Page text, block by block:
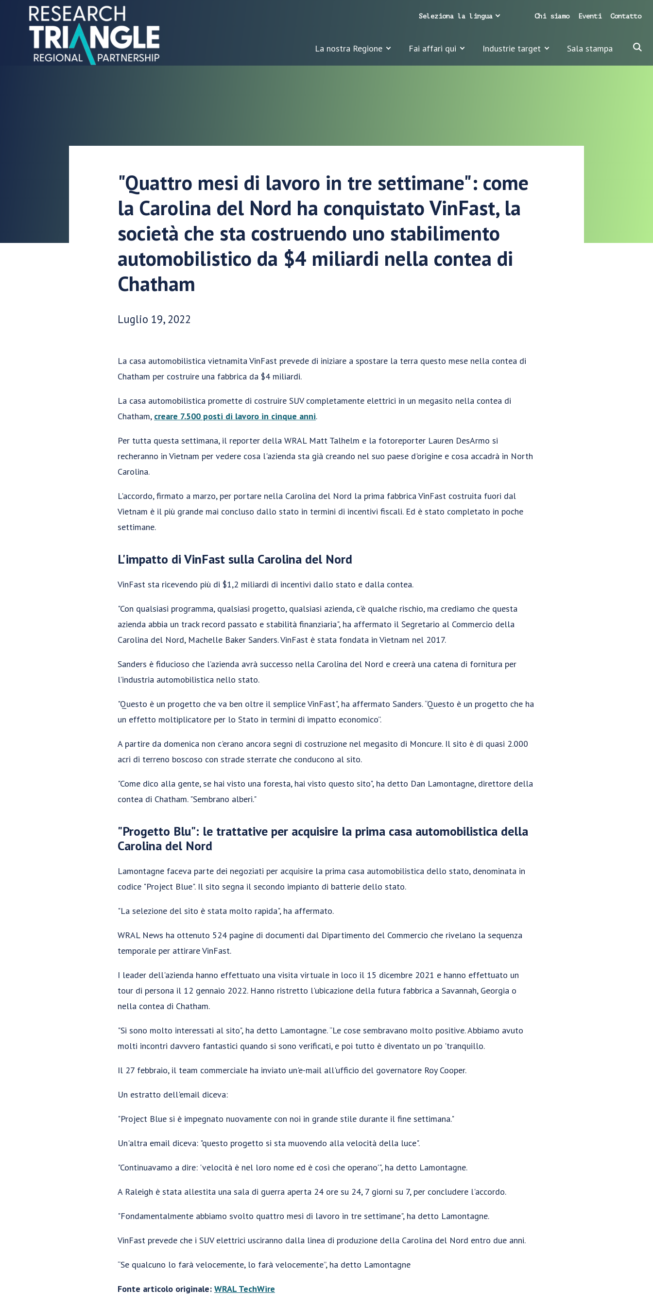
Salta al contenuto
La nostra Regione Fai affari qui Industrie target Sala stampa
Chi siamo Eventi Contatto
Seleziona la lingua
"Quattro mesi di lavoro in tre settimane": come
la Carolina del Nord ha conquistato VinFast, la
società che sta costruendo uno stabilimento
automobilistico da $4 miliardi nella contea di
Chatham
Data di pubblicazione:
Luglio 19, 2022
La casa automobilistica vietnamita VinFast prevede di iniziare a spostare la terra questo mese nella contea di
Chatham per costruire una fabbrica da $4 miliardi.
La casa automobilistica promette di costruire SUV completamente elettrici in un megasito nella contea di
Chatham, creare 7.500 posti di lavoro in cinque anni.
Per tutta questa settimana, il reporter della WRAL Matt Talhelm e la fotoreporter Lauren DesArmo si
recheranno in Vietnam per vedere cosa l'azienda sta già creando nel suo paese d'origine e cosa accadrà in North
Carolina.
L'accordo, firmato a marzo, per portare nella Carolina del Nord la prima fabbrica VinFast costruita fuori dal
Vietnam è il più grande mai concluso dallo stato in termini di incentivi fiscali. Ed è stato completato in poche
settimane.
L'impatto di VinFast sulla Carolina del Nord
VinFast sta ricevendo più di $1,2 miliardi di incentivi dallo stato e dalla contea.
"Con qualsiasi programma, qualsiasi progetto, qualsiasi azienda, c'è qualche rischio, ma crediamo che questa
azienda abbia un track record passato e stabilità finanziaria", ha affermato il Segretario al Commercio della
Carolina del Nord, Machelle Baker Sanders. VinFast è stata fondata in Vietnam nel 2017.
Sanders è fiducioso che l’azienda avrà successo nella Carolina del Nord e creerà una catena di fornitura per
l’industria automobilistica nello stato.
"Questo è un progetto che va ben oltre il semplice VinFast", ha affermato Sanders. “Questo è un progetto che ha
un effetto moltiplicatore per lo Stato in termini di impatto economico”.
A partire da domenica non c'erano ancora segni di costruzione nel megasito di Moncure. Il sito è di quasi 2.000
acri di terreno boscoso con strade sterrate che conducono al sito.
"Come dico alla gente, se hai visto una foresta, hai visto questo sito", ha detto Dan Lamontagne, direttore della
contea di Chatham. "Sembrano alberi."
"Progetto Blu": le trattative per acquisire la prima casa automobilistica della
Carolina del Nord
Lamontagne faceva parte dei negoziati per acquisire la prima casa automobilistica dello stato, denominata in
codice "Project Blue". Il sito segna il secondo impianto di batterie dello stato.
"La selezione del sito è stata molto rapida", ha affermato.
WRAL News ha ottenuto 524 pagine di documenti dal Dipartimento del Commercio che rivelano la sequenza
temporale per attirare VinFast.
I leader dell'azienda hanno effettuato una visita virtuale in loco il 15 dicembre 2021 e hanno effettuato un
tour di persona il 12 gennaio 2022. Hanno ristretto l'ubicazione della futura fabbrica a Savannah, Georgia o
nella contea di Chatham.
"Si sono molto interessati al sito", ha detto Lamontagne. “Le cose sembravano molto positive. Abbiamo avuto
molti incontri davvero fantastici quando si sono verificati, e poi tutto è diventato un po 'tranquillo.
Il 27 febbraio, il team commerciale ha inviato un'e-mail all'ufficio del governatore Roy Cooper.
Un estratto dell'email diceva:
"Project Blue si è impegnato nuovamente con noi in grande stile durante il fine settimana."
Un'altra email diceva: "questo progetto si sta muovendo alla velocità della luce".
"Continuavamo a dire: 'velocità è nel loro nome ed è così che operano'", ha detto Lamontagne.
A Raleigh è stata allestita una sala di guerra aperta 24 ore su 24, 7 giorni su 7, per concludere l'accordo.
"Fondamentalmente abbiamo svolto quattro mesi di lavoro in tre settimane", ha detto Lamontagne.
VinFast prevede che i SUV elettrici usciranno dalla linea di produzione della Carolina del Nord entro due anni.
“Se qualcuno lo farà velocemente, lo farà velocemente”, ha detto Lamontagne
Fonte articolo originale: WRAL TechWire